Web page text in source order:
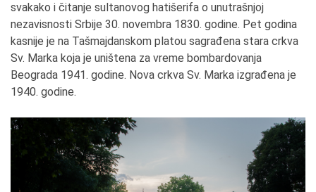
svakako i čitanje sultanovog hatišerifa o unutrašnjoj
nezavisnosti Srbije 30. novembra 1830. godine. Pet godina
kasnije je na Tašmajdanskom platou sagrađena stara crkva
Sv. Marka koja je uništena za vreme bombardovanja
Beograda 1941. godine. Nova crkva Sv. Marka izgrađena je
1940. godine.